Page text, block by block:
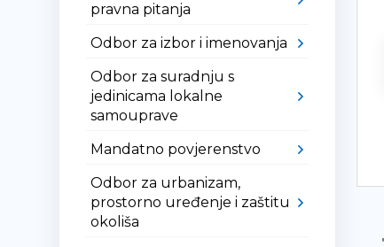
pravna pitanja
Odbor za izbor i imenovanja
Odbor za suradnju s
jedinicama lokalne
samouprave
Mandatno povjerenstvo
Odbor za urbanizam,
prostorno uređenje i zaštitu
okoliša